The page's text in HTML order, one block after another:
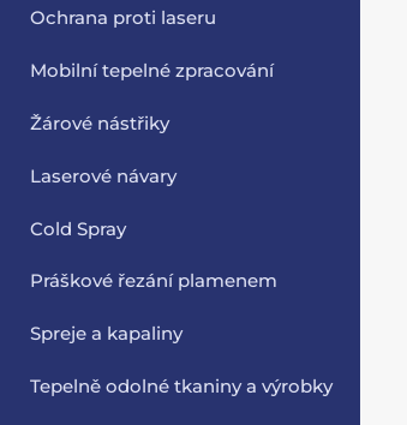
Ochrana proti laseru
Mobilní tepelné zpracování
Žárové nástřiky
Laserové návary
Cold Spray
Práškové řezání plamenem
Spreje a kapaliny
Tepelně odolné tkaniny a výrobky